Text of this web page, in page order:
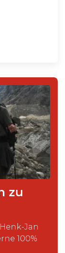
zu
Jan
100%